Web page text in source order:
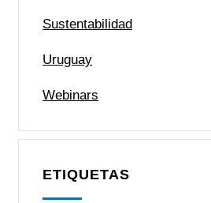
Sustentabilidad
Uruguay
Webinars
ETIQUETAS